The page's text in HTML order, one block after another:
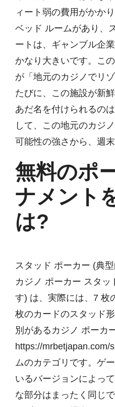
ィート弱の費用がかか
ベッド ルームがあり、
ートは、ギャンブル企
かなり大きいです。こ
が「地元のカジノでリ
たびに、この施設が新
あだ名を付けられるの
して、この地元のカジ
可能性の強さから、週
無料のポ
ナメント
は?
スタッド ポーカー (典
カジノ ポーカー スタッ
す) は、実際には、7 枚
枚のカードのスタッド
別があるカジノ ポーカ
https://mrbetjapan.com/
ムのカテゴリです。ゲ
いるバージョンによっ
な部分はまったく同じ